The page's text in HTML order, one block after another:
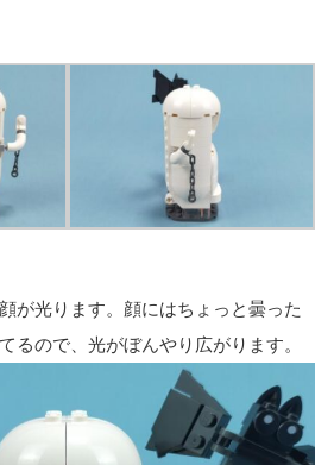
が光ります。顔にはちょっと曇った
るので、光がぼんやり広がります。